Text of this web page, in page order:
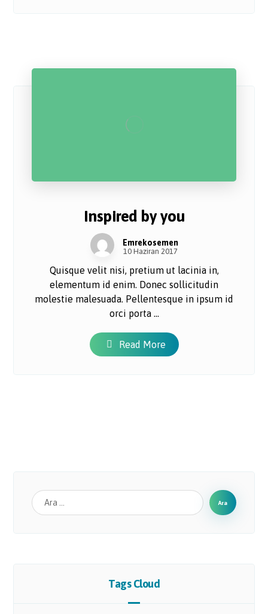
Inspired by you
Emrekosemen
10 Haziran 2017
Quisque velit nisi, pretium ut lacinia in,
elementum id enim. Donec sollicitudin
molestie malesuada. Pellentesque in ipsum id
orci porta ...
Read More
Tags Cloud